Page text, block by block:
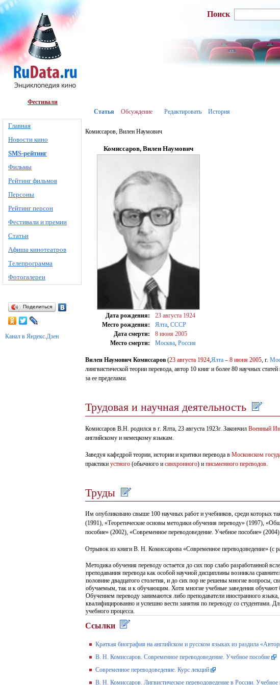
Фестивали
Главная
Новости кино
SMS-рейтинг
Фильмы
Рейтинг фильмов
Персоны
Рейтинг персон
Фестивали и премии
Статьи
Афиша кинотеатров
Телепрограмма
Фотогалереи
Поделиться
Канал в Яндекс.Дзен
Поиск
Статья Обсуждение Редактировать История
Комиссаров, Вилен Наумович
Комиссаров, Вилен Наумович
Дата рождения: 23 августа 1924
Место рождения:
Ялта, СССР
Дата смерти:
8 июня 2005
Место смерти:
Москва, Россия
Вилен Наумович Комиссаров (23 августа 1924,Ялта – 8 июня 2005, г.
лингвистической теории перевода, автор 10 книг и более 80 научных
за ее пределами.
Трудовая и научная деятельность
Комиссаров В.Н. родился в г. Ялта, 23 августа 1923г. Закончил Военный
английскому и немецкому языкам.
Заведуя кафедрой теории, истории и критики перевода в Московском
практики устного (обычного и синхронного) и письменного переводов
Труды
Им опубликовано свыше 100 научных работ и учебников, среди которых
(1991), «Теоретические основы методики обучения переводу» (1997),
пособие» (2002), «Современное переводоведение. Учебное пособие» (2004)
Отрывок из книги В. Н. Комиссарова «Современное переводоведение» (с
Методика обучения переводу остается до сих пор слабо разработанной
преподавания перевода как особой научной дисциплины возникла
половине двадцатого столетия, и до сих пор не решены многие вопросы,
обучаемым, так и к обучающим. Хотя многие учебные заведения обучают
Обучением переводу занимаются либо преподаватели иностранного
квалифицированно и успешно вести занятия по переводу со студентами.
учебного процесса.
Ссылки
Краткая биография на английском и русском языках из раздила
В. Н. Комиссаров. Современное переводоведение. Учебное пособие
Современное переводоведение. Курс лекций
В. Н. Комиссаров. Лигвистическое переводоведение в Роcсии. Учебное